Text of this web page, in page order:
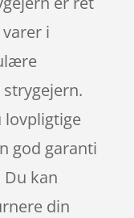
i
lovpligtige
god garanti
kan
din